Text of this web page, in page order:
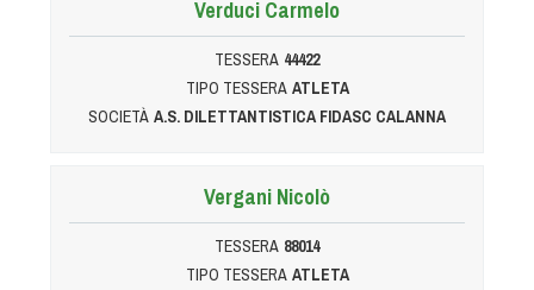
Verduci Carmelo
TESSERA 44422
TIPO TESSERA ATLETA
SOCIETÀ A.S. DILETTANTISTICA FIDASC CALANNA
Vergani Nicolò
TESSERA 88014
TIPO TESSERA ATLETA